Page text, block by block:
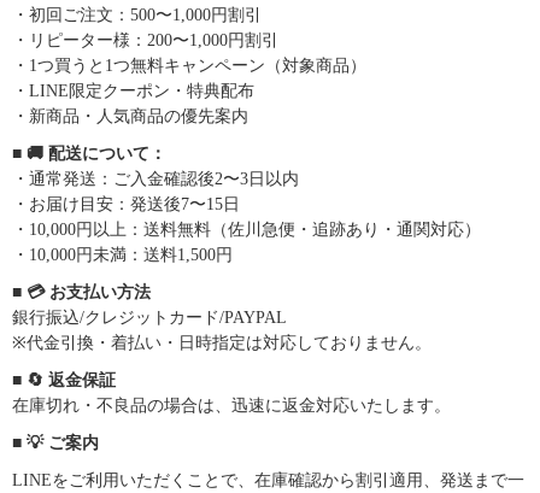
・初回ご注文：500〜1,000円割引
・リピーター様：200〜1,000円割引
・1つ買うと1つ無料キャンペーン（対象商品）
・LINE限定クーポン・特典配布
・新商品・人気商品の優先案内
■ 🚚 配送について：
・通常発送：ご入金確認後2〜3日以内
・お届け目安：発送後7〜15日
・10,000円以上：送料無料（佐川急便・追跡あり・通関対応）
・10,000円未満：送料1,500円
■ 💳 お支払い方法
銀行振込/クレジットカード/PAYPAL
※代金引換・着払い・日時指定は対応しておりません。
■ 🔄 返金保証
在庫切れ・不良品の場合は、迅速に返金対応いたします。
■ 💡 ご案内
LINEをご利用いただくことで、在庫確認から割引適用、発送まで一